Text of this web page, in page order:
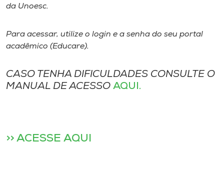
Cultura
CPA
da Unoesc.
Para acessar, utilize o login e a senha do seu portal
acadêmico (Educare).
CASO TENHA DIFICULDADES CONSULTE O
MANUAL DE ACESSO AQUI.
>> ACESSE AQUI